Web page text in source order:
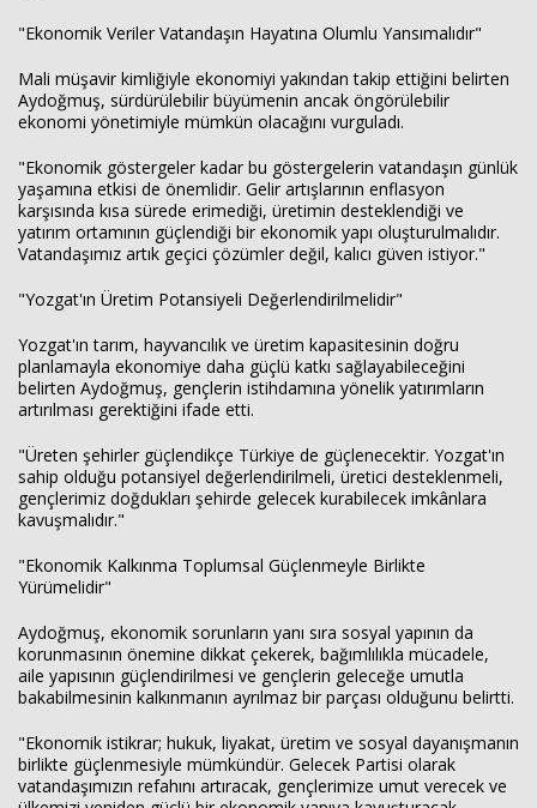
"Ekonomik Veriler Vatandaşın Hayatına Olumlu Yansımalıdır"
Mali müşavir kimliğiyle ekonomiyi yakından takip ettiğini belirten
Aydoğmuş, sürdürülebilir büyümenin ancak öngörülebilir
ekonomi yönetimiyle mümkün olacağını vurguladı.
"Ekonomik göstergeler kadar bu göstergelerin vatandaşın günlük
yaşamına etkisi de önemlidir. Gelir artışlarının enflasyon
karşısında kısa sürede erimediği, üretimin desteklendiği ve
yatırım ortamının güçlendiği bir ekonomik yapı oluşturulmalıdır.
Vatandaşımız artık geçici çözümler değil, kalıcı güven istiyor."
"Yozgat'ın Üretim Potansiyeli Değerlendirilmelidir"
Yozgat'ın tarım, hayvancılık ve üretim kapasitesinin doğru
planlamayla ekonomiye daha güçlü katkı sağlayabileceğini
belirten Aydoğmuş, gençlerin istihdamına yönelik yatırımların
artırılması gerektiğini ifade etti.
"Üreten şehirler güçlendikçe Türkiye de güçlenecektir. Yozgat'ın
sahip olduğu potansiyel değerlendirilmeli, üretici desteklenmeli,
gençlerimiz doğdukları şehirde gelecek kurabilecek imkânlara
kavuşmalıdır."
"Ekonomik Kalkınma Toplumsal Güçlenmeyle Birlikte
Yürümelidir"
Aydoğmuş, ekonomik sorunların yanı sıra sosyal yapının da
korunmasının önemine dikkat çekerek, bağımlılıkla mücadele,
aile yapısının güçlendirilmesi ve gençlerin geleceğe umutla
bakabilmesinin kalkınmanın ayrılmaz bir parçası olduğunu belirtti.
"Ekonomik istikrar; hukuk, liyakat, üretim ve sosyal dayanışmanın
birlikte güçlenmesiyle mümkündür. Gelecek Partisi olarak
vatandaşımızın refahını artıracak, gençlerimize umut verecek ve